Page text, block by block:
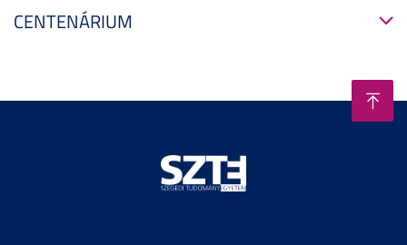
CENTENÁRIUM